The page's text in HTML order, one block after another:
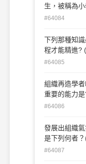
生，被稱為小學校 (A)耶穌社
兄弟社---拉
#64084
下列那種知
程才能精進? (A)敘述性知識(B)條件性知識
(C)程序性知識
#64085
組織再造學
重要的能力是? (A)創新的思考能力(B)
的分析能力 (C)宏觀的整合能力(D)圓融的
#64086
發展出組織
是下列何者？
Stringer）(B)
#64087